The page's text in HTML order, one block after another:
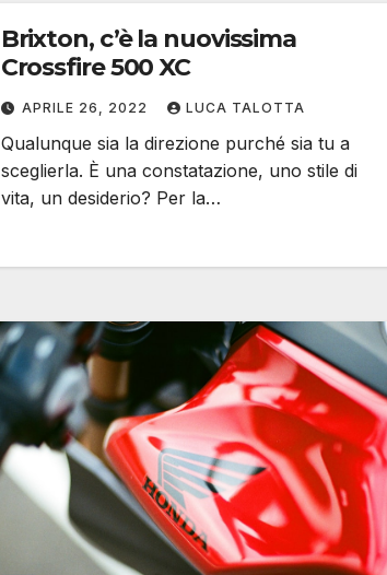
Brixton, c’è la nuovissima
Crossfire 500 XC
APRILE 26, 2022 LUCA TALOTTA
Qualunque sia la direzione purché sia tu a
sceglierla. È una constatazione, uno stile di
vita, un desiderio? Per la…